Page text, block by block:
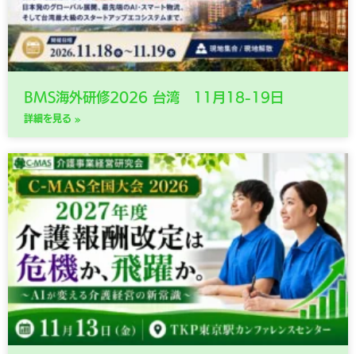
BMS海外研修2026 台湾 11月18-19日
詳細を見る »